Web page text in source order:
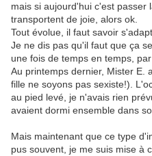
mais si aujourd'hui c'est passer
transportent de joie, alors ok.
Tout évolue, il faut savoir
Je ne dis pas qu'il faut que ça
une fois de temps en temps,
Au printemps dernier, Mister E.
fille ne soyons pas sexiste!).
au pied levé, je n'avais rien
avaient dormi ensemble dans
Mais maintenant que ce type
pus souvent, je me suis mise à